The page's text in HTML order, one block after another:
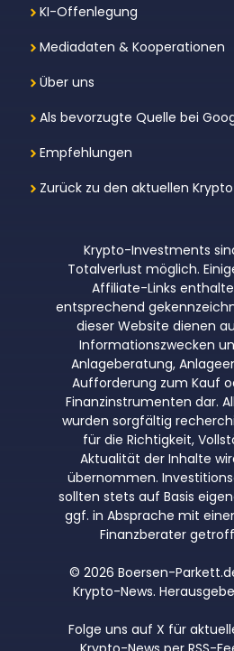
KI-Offenlegung
Mediadaten & Kooperationen
Über uns
Als bevorzugte Quelle bei
Empfehlungen
Zurück zu den aktuellen
Krypto-Investments
Totalverlust möglich.
Affiliate-Links
entsprechend
dieser Website dienen
Informationszwecken
Anlageberatung,
Aufforderung zum Kauf
Finanzinstrumenten dar.
wurden sorgfältig
für die Richtigkeit,
Aktualität der Inhalte
übernommen.
sollten stets auf Basis
ggf. in Absprache mit
Finanzberater
© 2026 Boersen-
Krypto-News.
Folge uns auf X für